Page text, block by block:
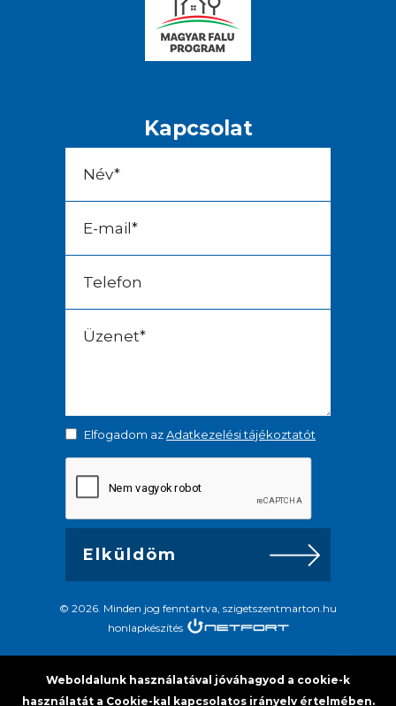
Kapcsolat
Elfogadom azAdatkezelési tájékoztatót
© 2026. Minden jog fenntartva, szigetszentmarton.hu
honlapkészítés
Weboldalunk használatával jóváhagyod a cookie-k
használatát a Cookie-kal kapcsolatos irányelv értelmében.